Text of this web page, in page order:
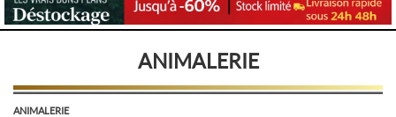
ANIMALERIE
ANIMALERIE